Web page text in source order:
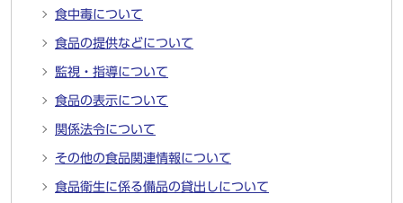
食中毒について
食品の提供などについて
監視・指導について
食品の表示について
関係法令について
その他の食品関連情報について
食品衛生に係る備品の貸出しについて